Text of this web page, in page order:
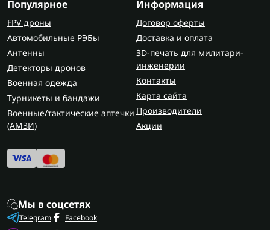
Популярное
FPV дроны
Автомобильные РЭБы
Антенны
Детекторы дронов
Военная одежда
Турникеты и бандажи
Военные/тактические аптечки
(AMЗИ)
Информация
Договор оферты
Доставка и оплата
3D-печать для милитари-
инженерии
Контакты
Карта сайта
Производители
Акции
Мы в соцсетях
Telegram
Facebook